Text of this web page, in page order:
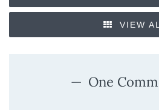
VIEW
One